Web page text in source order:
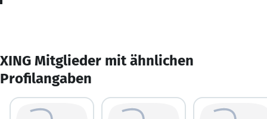
XING Mitglieder mit ähnlichen
Profilangaben